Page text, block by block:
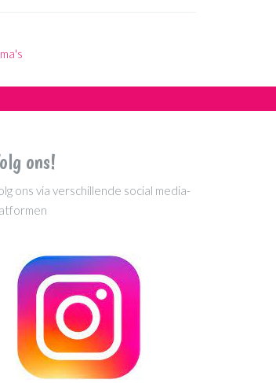
ons!
ons via verschillende social media-